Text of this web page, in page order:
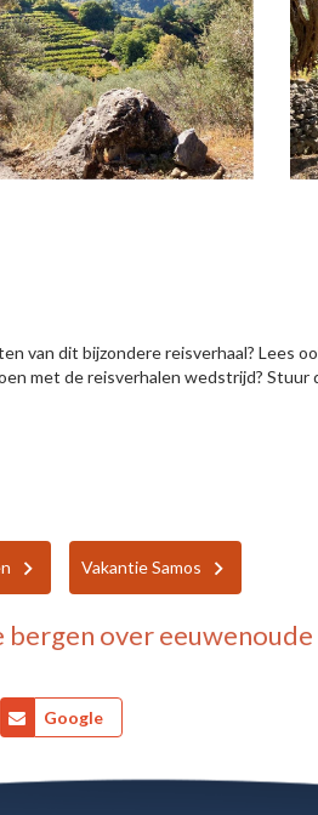
van dit bijzondere reisverhaal? Lees
met de reisverhalen wedstrijd?
Vakantie Samos
bergen over eeuwenoude
Google